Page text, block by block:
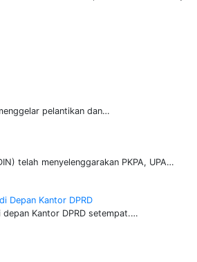
pelantikan dan…
telah menyelenggarakan PKPA, UPA…
Depan Kantor DPRD
depan Kantor DPRD setempat.…